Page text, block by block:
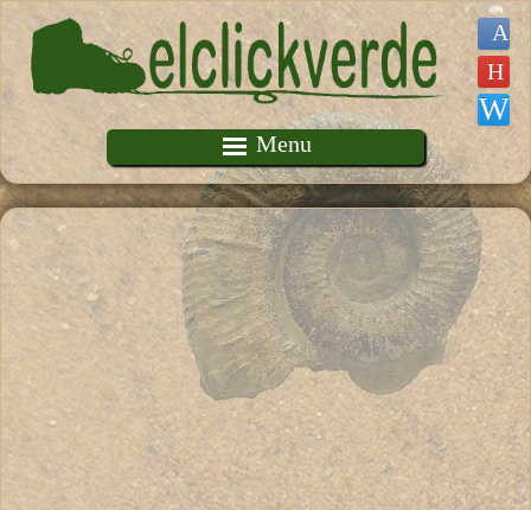
Pasar al contenido principal
Menu